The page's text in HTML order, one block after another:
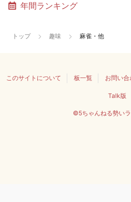
年間ランキング
トップ 趣味 麻雀・他
このサイトについて 板一覧 お問い合
Talk版
©5ちゃんねる勢い